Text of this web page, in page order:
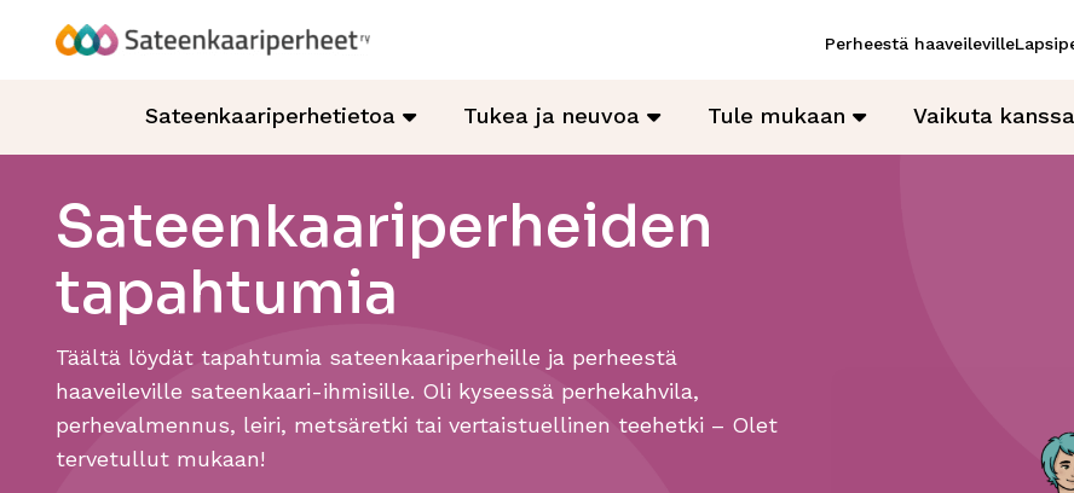
sisältöön
Perheestä haaveileville
Sateenkaariperhetietoa Tukea ja neuvoa Tule mukaan Vaikuta
Sateenkaariperheiden
tapahtumia
Täältä löydät tapahtumia sateenkaariperheille ja perheestä
haaveileville sateenkaari-ihmisille. Oli kyseessä perhekahvila,
perhevalmennus, leiri, metsäretki tai vertaistuellinen teehetki – Olet
tervetullut mukaan!